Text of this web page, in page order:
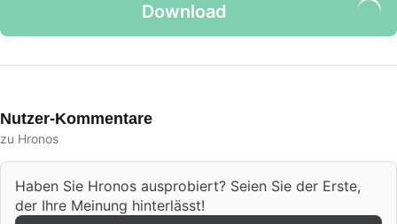
Download
Nutzer-Kommentare
zu Hronos
Haben Sie Hronos ausprobiert? Seien Sie der Erste,
der Ihre Meinung hinterlässt!